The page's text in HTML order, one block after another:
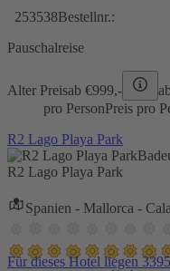
253538Bestellnr.:
Pauschalreise
Alter Preisab €999,-
pro PersonPreis pro
R2 Lago Playa Park
R2 Lago Playa Park
Spanien - Mallorca -
Für dieses Hotel liegen